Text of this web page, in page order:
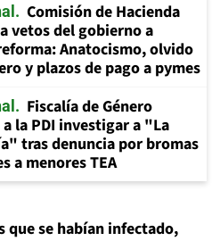
Comisión de Hacienda
vetos del gobierno a
Anatocismo, olvido
y plazos de pago a pymes
Fiscalía de Género
la PDI investigar a "La
tras denuncia por bromas
a menores TEA
que se habían infectado,